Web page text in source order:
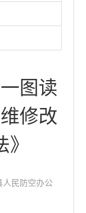
图读
修改
人民防空办公